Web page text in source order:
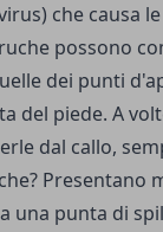
che causa
possono
dei punti
del piede. A
dal callo,
Presentano
una punta di